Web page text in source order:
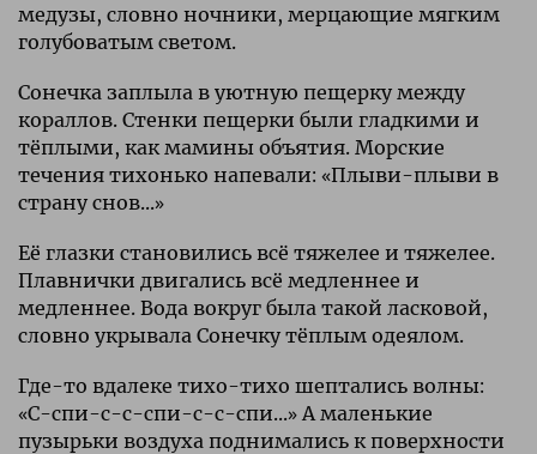
медузы, словно ночники, мерцающие мягким
голубоватым светом.
Сонечка заплыла в уютную пещерку между
кораллов. Стенки пещерки были гладкими и
тёплыми, как мамины объятия. Морские
течения тихонько напевали: «Плыви-плыви в
страну снов...»
Её глазки становились всё тяжелее и тяжелее.
Плавнички двигались всё медленнее и
медленнее. Вода вокруг была такой ласковой,
словно укрывала Сонечку тёплым одеялом.
Где-то вдалеке тихо-тихо шептались волны:
«С-спи-с-с-спи-с-с-спи...» А маленькие
пузырьки воздуха поднимались к поверхности